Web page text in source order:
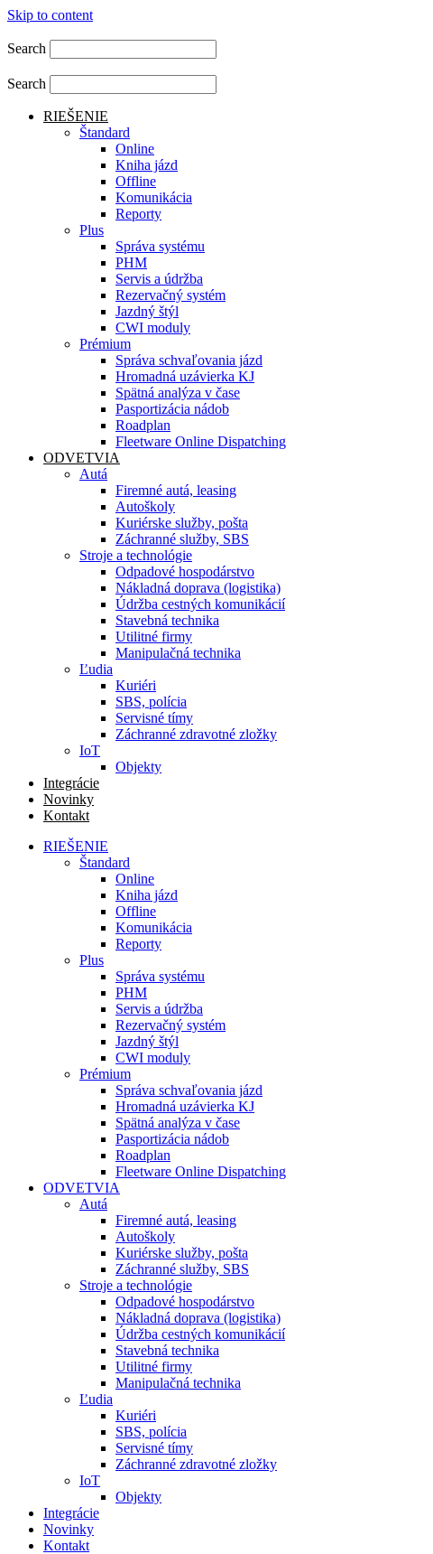
Skip to content
Search
Search
RIEŠENIE
Štandard
Online
Kniha jázd
Offline
Komunikácia
Reporty
Plus
Správa systému
PHM
Servis a údržba
Rezervačný systém
Jazdný štýl
CWI moduly
Prémium
Správa schvaľovania jázd
Hromadná uzávierka KJ
Spätná analýza v čase
Pasportizácia nádob
Roadplan
Fleetware Online Dispatching
ODVETVIA
Autá
Firemné autá, leasing
Autoškoly
Kuriérske služby, pošta
Záchranné služby, SBS
Stroje a technológie
Odpadové hospodárstvo
Nákladná doprava (logistika)
Údržba cestných komunikácií
Stavebná technika
Utilitné firmy
Manipulačná technika
Ľudia
Kuriéri
SBS, polícia
Servisné tímy
Záchranné zdravotné zložky
IoT
Objekty
Integrácie
Novinky
Kontakt
RIEŠENIE
Štandard
Online
Kniha jázd
Offline
Komunikácia
Reporty
Plus
Správa systému
PHM
Servis a údržba
Rezervačný systém
Jazdný štýl
CWI moduly
Prémium
Správa schvaľovania jázd
Hromadná uzávierka KJ
Spätná analýza v čase
Pasportizácia nádob
Roadplan
Fleetware Online Dispatching
ODVETVIA
Autá
Firemné autá, leasing
Autoškoly
Kuriérske služby, pošta
Záchranné služby, SBS
Stroje a technológie
Odpadové hospodárstvo
Nákladná doprava (logistika)
Údržba cestných komunikácií
Stavebná technika
Utilitné firmy
Manipulačná technika
Ľudia
Kuriéri
SBS, polícia
Servisné tímy
Záchranné zdravotné zložky
IoT
Objekty
Integrácie
Novinky
Kontakt